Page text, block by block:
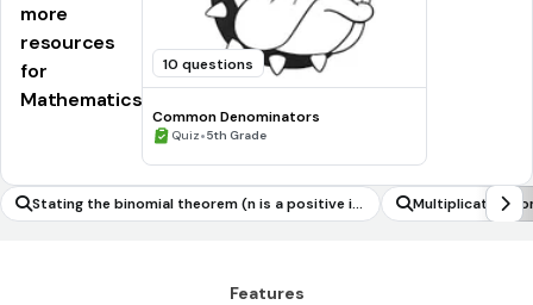
more
resources
for
Mathematics
10 questions
Common Denominators
Quiz•5th Grade
Stating the binomial theorem (n is a positive in
teger) for the expansion of (x + y)^n
Multiplicative
Features